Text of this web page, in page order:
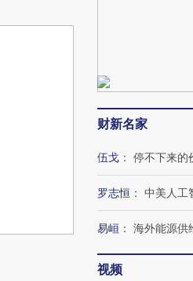
财新名家
伍戈 ： 停不下来的
罗志恒 ： 中美人工
易峘 ： 海外能源供
视频